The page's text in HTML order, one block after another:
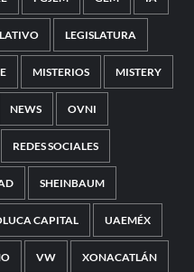
LEGISLATURA
MISTERIOS MISTERY
NEWS OVNI
REDES SOCIALES
SHEINBAUM
CAPITAL UAEMÉX
VW XONACATLÁN